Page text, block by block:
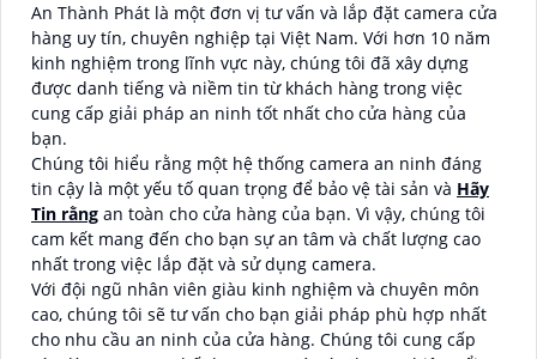
An Thành Phát là một đơn vị tư vấn và lắp đặt camera cửa
hàng uy tín, chuyên nghiệp tại Việt Nam. Với hơn 10 năm
kinh nghiệm trong lĩnh vực này, chúng tôi đã xây dựng
được danh tiếng và niềm tin từ khách hàng trong việc
cung cấp giải pháp an ninh tốt nhất cho cửa hàng của
bạn.
Chúng tôi hiểu rằng một hệ thống camera an ninh đáng
tin cậy là một yếu tố quan trọng để bảo vệ tài sản và Hãy
Tin rằng an toàn cho cửa hàng của bạn. Vì vậy, chúng tôi
cam kết mang đến cho bạn sự an tâm và chất lượng cao
nhất trong việc lắp đặt và sử dụng camera.
Với đội ngũ nhân viên giàu kinh nghiệm và chuyên môn
cao, chúng tôi sẽ tư vấn cho bạn giải pháp phù hợp nhất
cho nhu cầu an ninh của cửa hàng. Chúng tôi cung cấp